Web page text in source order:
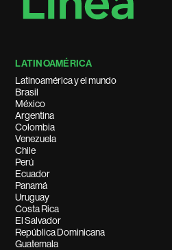
LATINOAMÉRICA
Latinoamérica y el mundo
Brasil
México
Argentina
Colombia
Venezuela
Chile
Perú
Ecuador
Panamá
Uruguay
Costa Rica
El Salvador
República Dominicana
Guatemala